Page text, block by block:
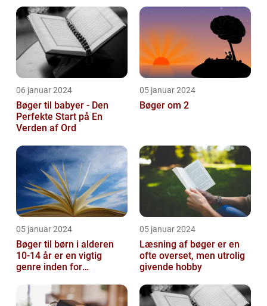
forskellige...
06 januar 2024
Bøger til babyer - Den
Perfekte Start på En
Verden af Ord
05 januar 2024
Bøger om 2
05 januar 2024
Bøger til børn i alderen
10-14 år er en vigtig
genre inden for
afgørend...
05 januar 2024
Læsning af bøger er en
ofte overset, men utrolig
givende hobby